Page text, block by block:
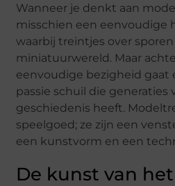
Wanneer je denkt aan
misschien een eenvoudige
waarbij treintjes over
miniatuurwereld. Maar
eenvoudige bezigheid gaat
passie schuil die
geschiedenis heeft.
speelgoed; ze zijn een
een kunstvorm en een
De kunst van